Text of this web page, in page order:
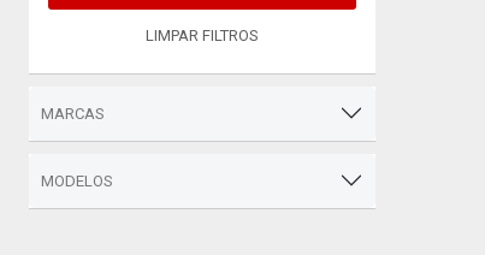
LIMPAR FILTROS
MARCAS
MODELOS